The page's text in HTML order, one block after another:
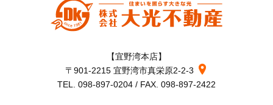
【宜野湾本店】
〒901-2215 宜野湾市真栄原2-2-3
TEL. 098-897-0204 / FAX. 098-897-2422